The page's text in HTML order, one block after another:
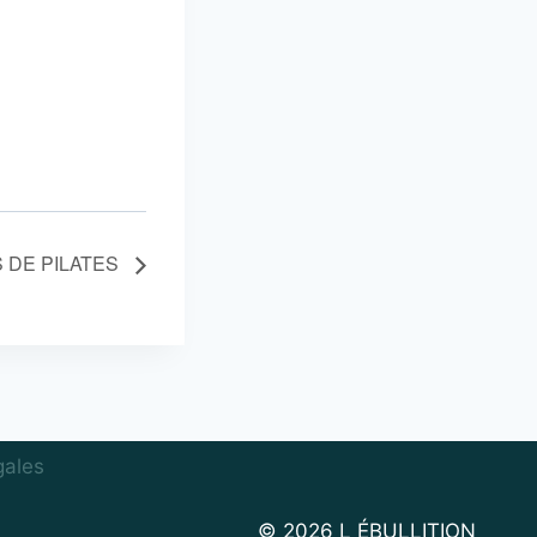
DE PILATES
© 2026 L ÉBULLITION